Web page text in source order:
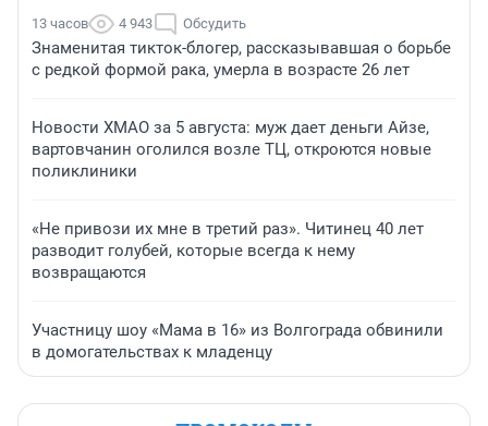
13 часов 4 943 Обсудить
Знаменитая тикток-блогер, рассказывавшая о борьбе
с редкой формой рака, умерла в возрасте 26 лет
Новости ХМАО за 5 августа: муж дает деньги Айзе,
вартовчанин оголился возле ТЦ, откроются новые
поликлиники
«Не привози их мне в третий раз». Читинец 40 лет
разводит голубей, которые всегда к нему
возвращаются
Участницу шоу «Мама в 16» из Волгограда обвинили
в домогательствах к младенцу